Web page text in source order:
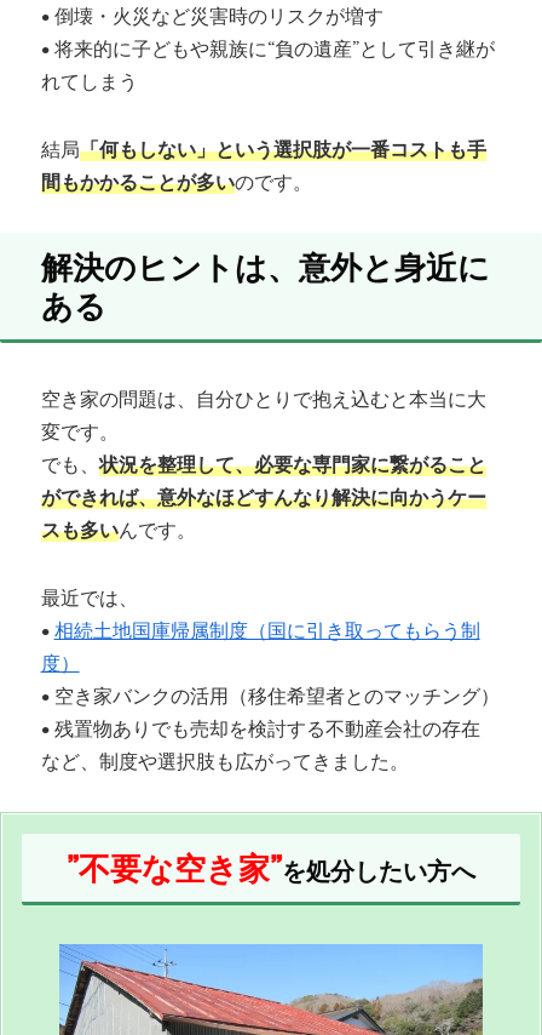
• 倒壊・火災など災害時のリスクが増す
• 将来的に子どもや親族に“負の遺産”として引き継が
れてしまう
結局「何もしない」という選択肢が一番コストも手
間もかかることが多いのです。
解決のヒントは、意外と身近に
ある
空き家の問題は、自分ひとりで抱え込むと本当に大
変です。
でも、状況を整理して、必要な専門家に繋がること
ができれば、意外なほどすんなり解決に向かうケー
スも多いんです。
最近では、
•相続土地国庫帰属制度（国に引き取ってもらう制
度）
• 空き家バンクの活用（移住希望者とのマッチング）
• 残置物ありでも売却を検討する不動産会社の存在
など、制度や選択肢も広がってきました。
”不要な空き家”を処分したい方へ